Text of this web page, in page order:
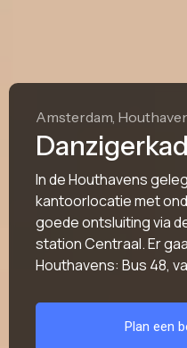
Amsterdam,
In de Houthavens
kantoorlocatie met
goede ontsluiting via
station Centraal. Er
Houthavens: Bus 48,
Plan een